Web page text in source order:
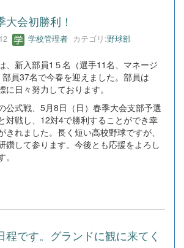
会初勝利！
学校管理者 カテゴリ:野球部
、新入部員1５名（選手11名、マネージ
員37名で今春を迎えました。部員は
に日々努力しております。
公式戦、5月8日（日）春季大会支部予選
対戦し、12対4で勝利することができ幸
きれました。長く短い高校野球ですが、
鑽して参ります。今後とも応援をよろし
程です。グランドに観に来てく